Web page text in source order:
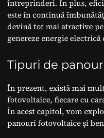
întreprinderi. În plus,
este în continuă
devină tot mai atractive
genereze energie
Tipuri de
În prezent, există mai
fotovoltaice, fiecare cu
În acest capitol, vom
panouri fotovoltaice și